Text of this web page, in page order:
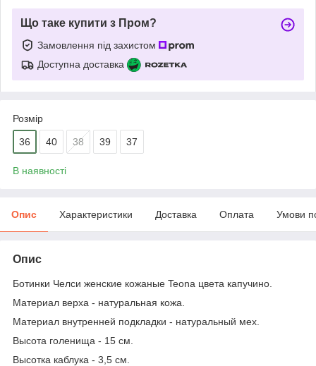
Що таке купити з Пром?
Замовлення під захистом
Доступна доставка
Розмір
36 40 38 39 37
В наявності
Опис Характеристики Доставка Оплата Умови
Опис
Ботинки Челси женские кожаные Teona цвета капучино.
Материал верха - натуральная кожа.
Материал внутренней подкладки - натуральный мех.
Высота голенища - 15 см.
Высотка каблука - 3,5 см.